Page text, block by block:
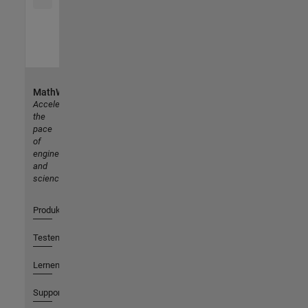
MathWorks
Accelerating
the
pace
of
engineering
and
science
Produkte
Testen oder Kaufen
Lernen
Support